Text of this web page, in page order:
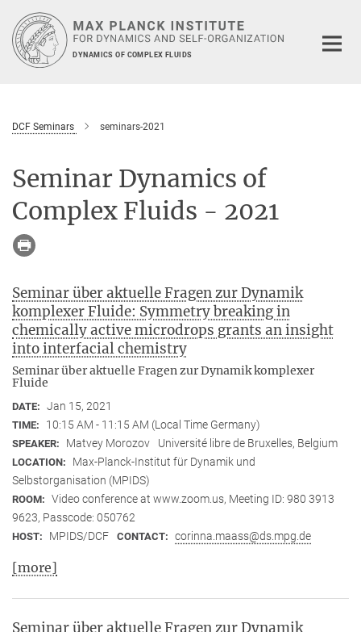
Main-
Content
DYNAMICS OF COMPLEX FLUIDS
DCF Seminars seminars-2021
Seminar Dynamics of
Complex Fluids - 2021
Seminar über aktuelle Fragen zur Dynamik
komplexer Fluide: Symmetry breaking in
chemically active microdrops grants an insight
into interfacial chemistry
Seminar über aktuelle Fragen zur Dynamik komplexer
Fluide
DATE: Jan 15, 2021
TIME: 10:15 AM - 11:15 AM (Local Time Germany)
SPEAKER: Matvey Morozov Université libre de Bruxelles, Belgium
LOCATION:
Max-Planck-Institut für Dynamik und
Selbstorganisation (MPIDS)
ROOM: Video conference at www.zoom.us, Meeting ID: 980 3913
9623, Passcode: 050762
HOST: MPIDS/DCF CONTACT: corinna.maass@ds.mpg.de
[more]
Seminar über aktuelle Fragen zur Dynamik